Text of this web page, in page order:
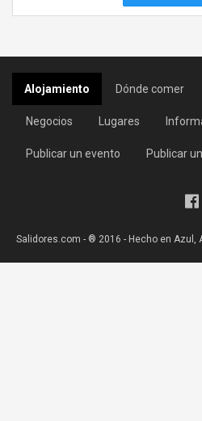
Alojamiento Dónde comer
Negocios Lugares
Publicar un evento Publicar
Salidores.com - ® 2016 - Hecho en Azul,